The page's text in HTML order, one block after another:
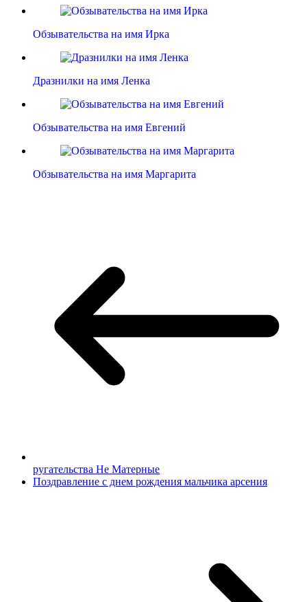
Обзывательства на имя Ирка
Дразнилки на имя Ленка
Обзывательства на имя Евгений
Обзывательства на имя Маргарита
ругательства Не Матерные
Поздравление с днем рождения мальчика арсения